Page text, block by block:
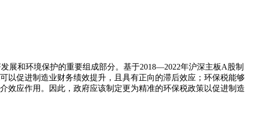
展和环境保护的重要组成部分。基于2018—2022年沪深主板A股制
以促进制造业财务绩效提升，且具有正向的滞后效应；环保税能够
效应作用。因此，政府应该制定更为精准的环保税政策以促进制造